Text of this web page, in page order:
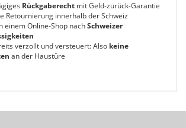
Rückgaberecht mit Geld-zurück-Garantie
Retournierung innerhalb der Schweiz
einem Online-Shop nachSchweizer
verzollt und versteuert: Also keine
an der Haustüre